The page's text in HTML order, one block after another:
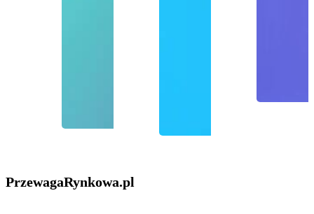
PrzewagaRynkowa.pl